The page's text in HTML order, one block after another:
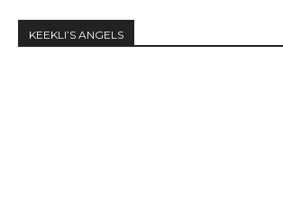
KEEKLI’S ANGELS